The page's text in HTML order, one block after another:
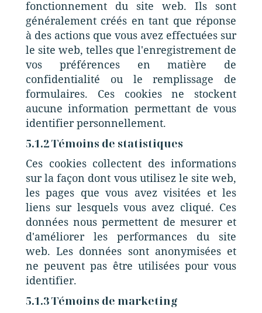
fonctionnement du site web. Ils sont
généralement créés en tant que réponse
à des actions que vous avez effectuées sur
le site web, telles que l'enregistrement de
vos préférences en matière de
confidentialité ou le remplissage de
formulaires. Ces cookies ne stockent
aucune information permettant de vous
identifier personnellement.
5.1.2 Témoins de statistiques
Ces cookies collectent des informations
sur la façon dont vous utilisez le site web,
les pages que vous avez visitées et les
liens sur lesquels vous avez cliqué. Ces
données nous permettent de mesurer et
d'améliorer les performances du site
web. Les données sont anonymisées et
ne peuvent pas être utilisées pour vous
identifier.
5.1.3 Témoins de marketing